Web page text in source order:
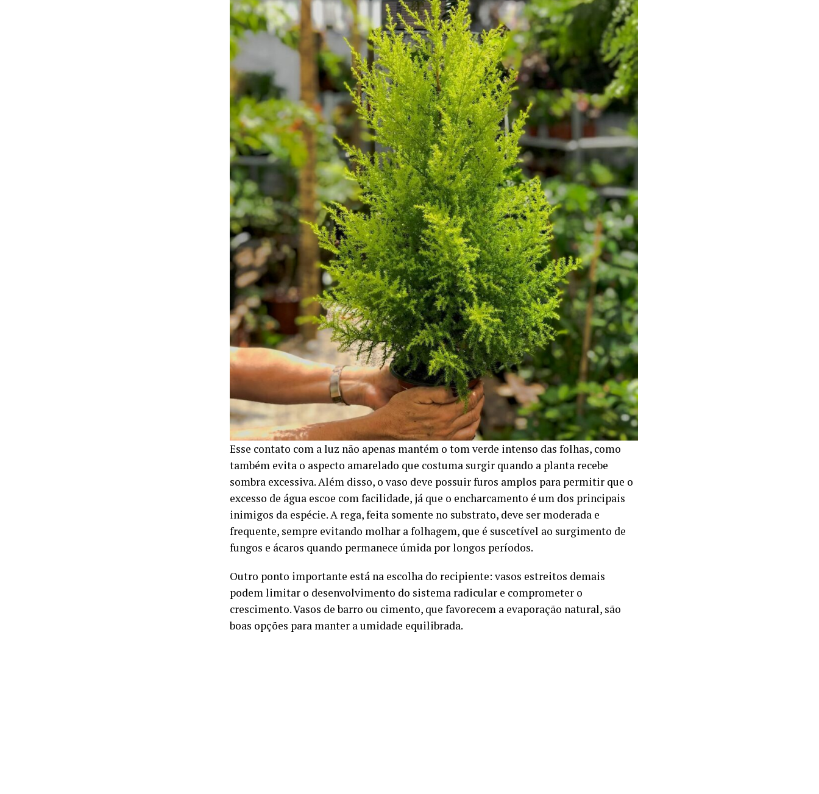
Esse contato com a luz não apenas mantém o tom verde intenso das folhas, como
também evita o aspecto amarelado que costuma surgir quando a planta recebe
sombra excessiva. Além disso, o vaso deve possuir furos amplos para permitir que o
excesso de água escoe com facilidade, já que o encharcamento é um dos principais
inimigos da espécie. A rega, feita somente no substrato, deve ser moderada e
frequente, sempre evitando molhar a folhagem, que é suscetível ao surgimento de
fungos e ácaros quando permanece úmida por longos períodos.
Outro ponto importante está na escolha do recipiente: vasos estreitos demais
podem limitar o desenvolvimento do sistema radicular e comprometer o
crescimento. Vasos de barro ou cimento, que favorecem a evaporação natural, são
boas opções para manter a umidade equilibrada.